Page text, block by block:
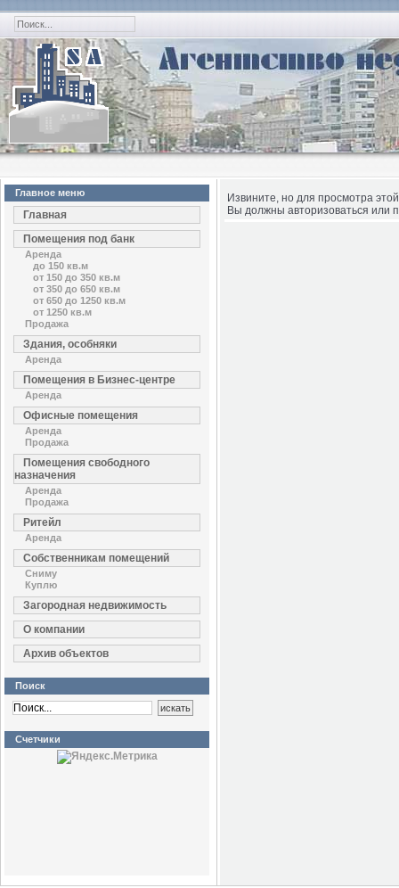
Главное меню
Главная
Помещения под банк
Аренда
до 150 кв.м
от 150 до 350 кв.м
от 350 до 650 кв.м
от 650 до 1250 кв.м
от 1250 кв.м
Продажа
Здания, особняки
Аренда
Помещения в Бизнес-центре
Аренда
Офисные помещения
Аренда
Продажа
Помещения свободного
назначения
Аренда
Продажа
Ритейл
Аренда
Собственникам помещений
Сниму
Куплю
Загородная недвижимость
О компании
Архив объектов
Поиск
Счетчики
Извините, но для просмотра
Вы должны авторизоваться или